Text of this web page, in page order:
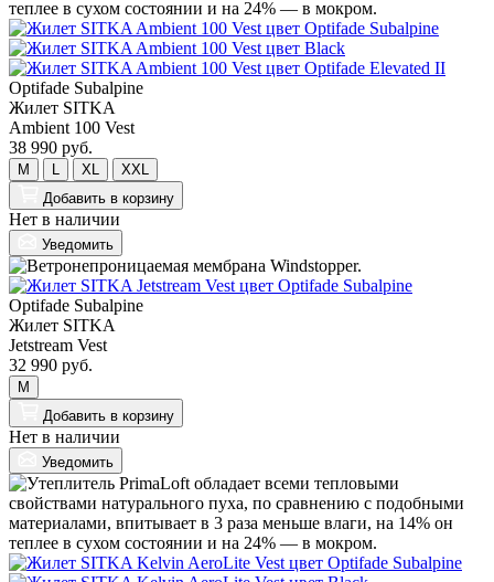
Optifade Subalpine
Жилет SITKA
Ambient 100 Vest
38 990 руб.
M XL
XXL
Добавить в корзину
Нет в наличии
Уведомить
Optifade Subalpine
Жилет SITKA
Jetstream Vest
32 990 руб.
M
Добавить в корзину
Нет в наличии
Уведомить